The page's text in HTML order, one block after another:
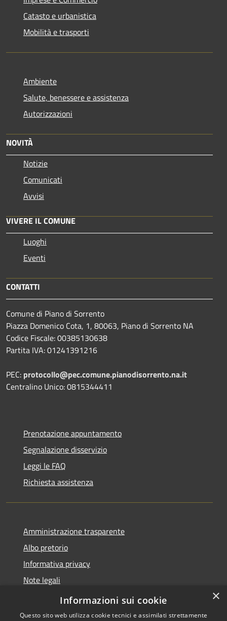
Catasto e urbanistica
Mobilità e trasporti
Ambiente
Salute, benessere e assistenza
Autorizzazioni
NOVITÀ
Notizie
Comunicati
Avvisi
VIVERE IL COMUNE
Luoghi
Eventi
CONTATTI
Comune di Piano di Sorrento
Piazza Domenico Cota, 1, 80063, Piano di Sorrento NA
Codice Fiscale: 00385130638
Partita IVA: 01241391216
PEC: protocollo@pec.comune.pianodisorrento.na.it
Centralino Unico: 0815344411
Prenotazione appuntamento
Segnalazione disservizio
Leggi le FAQ
Richiesta assistenza
Amministrazione trasparente
Albo pretorio
Informativa privacy
Note legali
Dichiarazione di accessibilità
×
Informazioni sui cookie
Questo sito web utilizza cookie tecnici e assimilati strettamente